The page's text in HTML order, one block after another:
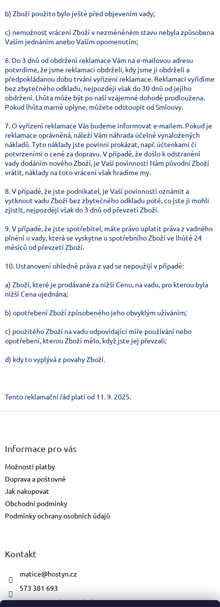
b) Zboží použito bylo ještě před objevením vady;
c) nemožnost vrácení Zboží v nezměněném stavu nebyla způsobena
Vaším jednáním anebo Vaším opomenutím;
6. Do 3 dnů od obdržení reklamace Vám na e-mailovou adresu
potvrdíme, že jsme reklamaci obdrželi, kdy jsme ji obdrželi a
předpokládanou dobu trvání vyřízení reklamace. Reklamaci vyřídíme
bez zbytečného odkladu, nejpozději však do 30 dnů od jejího
obdržení. Lhůta může být po naší vzájemné dohodě prodloužena.
Pokud lhůta marně uplyne, můžete odstoupit od Smlouvy.
7. O vyřízení reklamace Vás budeme informovat e-mailem. Pokud je
reklamace oprávněná, náleží Vám náhrada účelně vynaložených
nákladů. Tyto náklady jste povinni prokázat, např. účtenkami či
potvrzeními o ceně za dopravu. V případě, že došlo k odstranění
vady dodáním nového Zboží, je Vaší povinností Nám původní Zboží
vrátit, náklady na toto vrácení však hradíme my.
8. V případě, že jste podnikatel, je Vaší povinností oznámit a
vytknout vadu Zboží bez zbytečného odkladu poté, co jste ji mohli
zjistit, nejpozději však do 3 dnů od převzetí Zboží.
9. V případě, že jste spotřebitel, máte právo uplatit práva z vadného
plnění u vady, která se vyskytne u spotřebního Zboží ve lhůtě 24
měsíců od převzetí Zboží.
10. Ustanovení ohledně práva z vad se nepoužijí v případě:
a) Zboží, které je prodávané za nižší Cenu, na vadu, pro kterou byla
nižší Cena ujednána;
b) opotřebení Zboží způsobeného jeho obvyklým užíváním;
c) použitého Zboží na vadu odpovídající míře používání nebo
opotřebení, kterou Zboží mělo, když jste jej převzali;
d) kdy to vyplývá z povahy Zboží.
Tento reklamační řád platí od 11. 9. 2025.
Informace pro vás
Možnosti platby
Doprava a poštovné
Jak nakupovat
Obchodní podmínky
Podmínky ochrany osobních údajů
Kontakt
matice@hostyn.cz
573 381 693
matice.svatohostynska/#